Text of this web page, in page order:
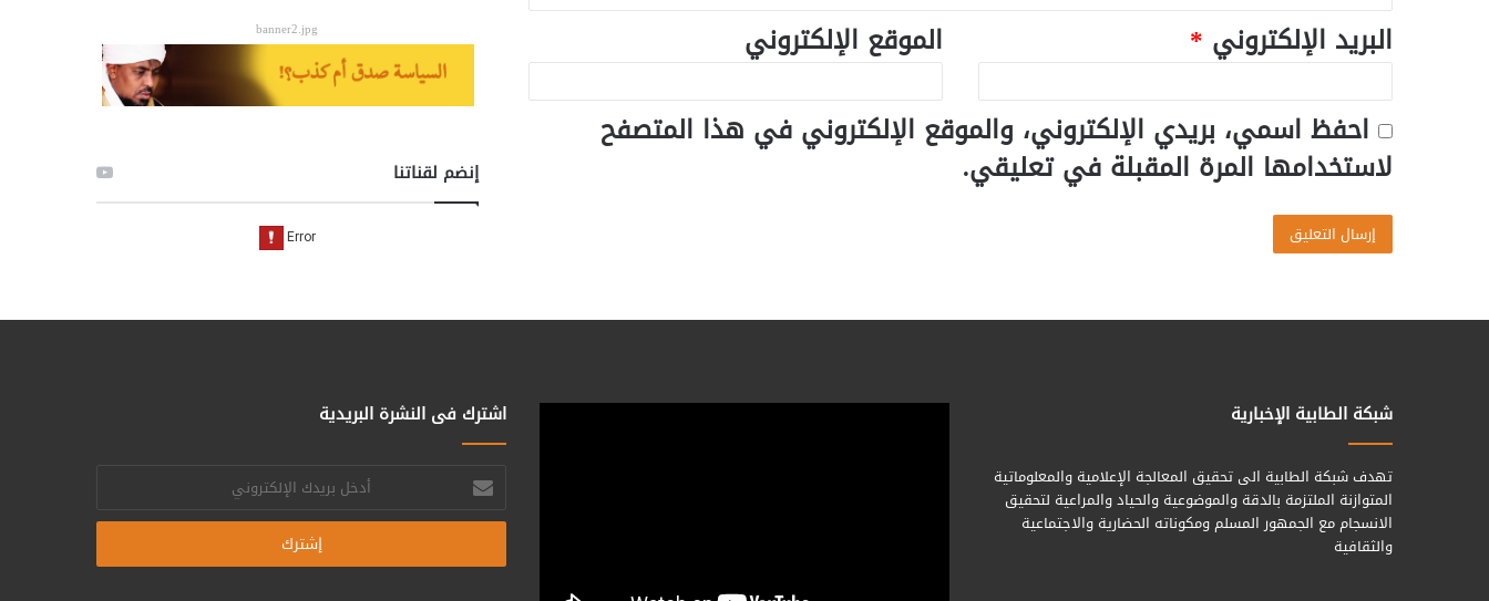
البريد الإلكتروني *
الموقع الإلكتروني
احفظ اسمي، بريدي الإلكتروني، والموقع الإلكتروني في هذا المتصفح
لاستخدامها المرة المقبلة في تعليقي.
banner2.jpg
إنضم لقناتنا
شبكة الطابية الإخبارية
تهدف شبكة الطابية الى تحقيق المعالجة الإعلامية والمعلوماتية
المتوازنة الملتزمة بالدقة والموضوعية والحياد والمراعية لتحقيق
الانسجام مع الجمهور المسلم ومكوناته الحضارية والاجتماعية
والثقافية
اشترك فى النشرة البريدية
أدخل
بريدك
الإلكتروني